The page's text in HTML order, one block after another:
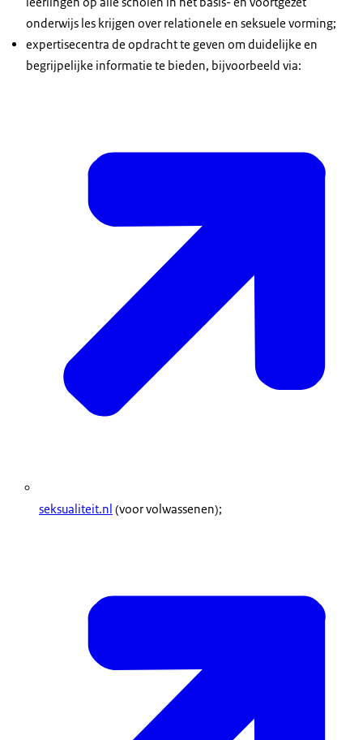
onderwijs les krijgen over relationele en seksuele vorming;
expertisecentra de opdracht te geven om duidelijke en
begrijpelijke informatie te bieden, bijvoorbeeld via:
seksualiteit.nl (voor volwassenen);